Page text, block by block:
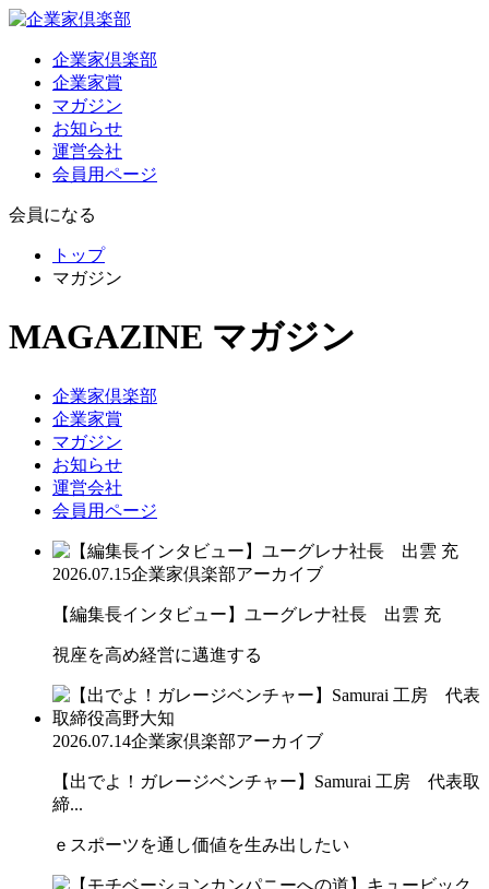
企業家倶楽部
企業家賞
マガジン
お知らせ
運営会社
会員用ページ
会員になる
トップ
マガジン
MAGAZINE マガジン
企業家倶楽部
企業家賞
マガジン
お知らせ
運営会社
会員用ページ
2026.07.15企業家倶楽部アーカイブ
【編集長インタビュー】ユーグレナ社長 出雲 充
視座を高め経営に邁進する
2026.07.14企業家倶楽部アーカイブ
【出でよ！ガレージベンチャー】Samurai 工房 代表取
締...
ｅスポーツを通し価値を生み出したい